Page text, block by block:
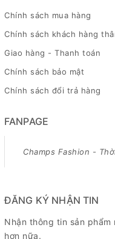
Chính sách mua hàng
Chính sách khách hàng
Giao hàng - Thanh toán
Chính sách bảo mật
Chính sách đổi trả hàng
FANPAGE
Champs Fashion -
ĐĂNG KÝ NHẬN TIN
Nhận thông tin sản phẩm
hơn nữa.